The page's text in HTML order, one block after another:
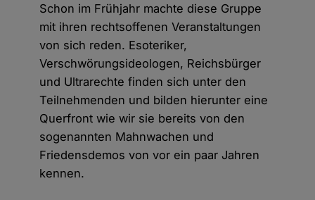
Schon im Frühjahr machte diese Gruppe
mit ihren rechtsoffenen Veranstaltungen
von sich reden. Esoteriker,
Verschwörungsideologen, Reichsbürger
und Ultrarechte finden sich unter den
Teilnehmenden und bilden hierunter eine
Querfront wie wir sie bereits von den
sogenannten Mahnwachen und
Friedensdemos von vor ein paar Jahren
kennen.